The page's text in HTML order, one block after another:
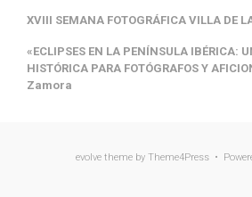
XVIII SEMANA FOTOGRÁFICA VILLA DE
«ECLIPSES EN LA PENÍNSULA IBÉRICA:
HISTÓRICA PARA FOTÓGRAFOS Y
Zamora
evolve theme by Theme4Press •